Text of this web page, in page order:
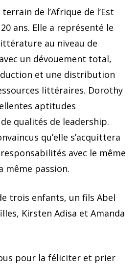
de l’Afrique de l’Est
ans. Elle a représenté le
au niveau de
avec un dévouement total,
et une distribution
littéraires. Dorothy
aptitudes
qualités de leadership.
qu’elle s’acquittera
avec le même
même passion.
trois enfants, un fils Abel
Kirsten Adisa et Amanda
pour la féliciter et prier